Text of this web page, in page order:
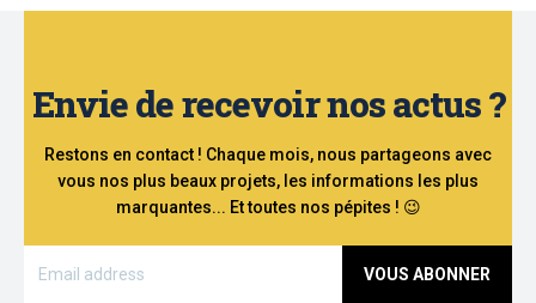
Envie de recevoir nos actus ?
Restons en contact ! Chaque mois, nous partageons avec
vous nos plus beaux projets, les informations les plus
marquantes... Et toutes nos pépites ! 😉
VOUS ABONNER